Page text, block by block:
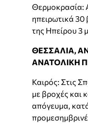
Θερμοκρασία:
ηπειρωτικά
της Ηπείρου 3
ΘΕΣΣΑΛΙΑ,
ΑΝΑΤΟΛΙΚΗ
Καιρός: Στις
με βροχές και
απόγευμα,